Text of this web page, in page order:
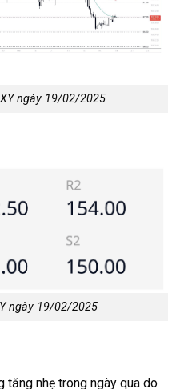
ngày 19/02/2025
ngày 19/02/2025
tăng nhẹ trong ngày qua do